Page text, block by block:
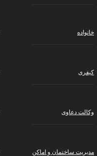
خانواده
کیفری
وکالت دعاوی
مدیریت ساختمان و اماکن